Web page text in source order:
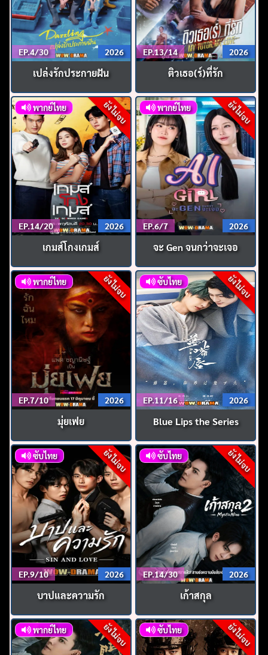
EP.4/30 2026
เปล่งรักประกายฝัน
EP.13/14 2026
ติวเธอ(ร์)ที่รัก
ยังไม่จบ
พากย์ไทย
EP.14/20 2026
เกมส์โกงเกมส์
ยังไม่จบ
พากย์ไทย
EP.6/7 2026
จะ Gen จนกว่าจะเจอ
ยังไม่จบ
พากย์ไทย
EP.7/10 2026
มุ่ยเฟย
ยังไม่จบ
ซับไทย
EP.11/16 2026
Blue Lips the Series
ยังไม่จบ
ซับไทย
EP.9/10 2026
บาปและความรัก
ยังไม่จบ
ซับไทย
EP.14/30 2026
เก้าสกุล
ยังไม่จบ
พากย์ไทย ยังไม่จบ
ซับไทย